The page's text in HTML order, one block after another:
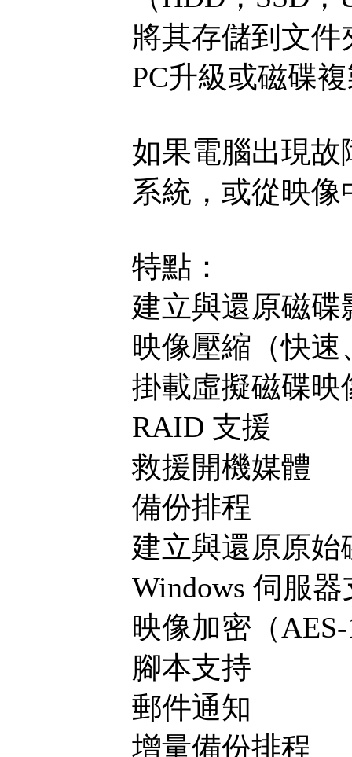
將其存儲到文
PC升級或磁碟
如果電腦出現
系統，或從映
特點：
建立與還原磁
映像壓縮（快
掛載虛擬磁碟映
RAID 支援
救援開機媒體
備份排程
建立與還原原
Windows 伺服器
映像加密（
腳本支持
郵件通知
增量備份排程